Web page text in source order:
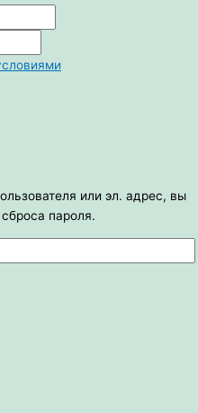
или эл. адрес, вы
пароля.